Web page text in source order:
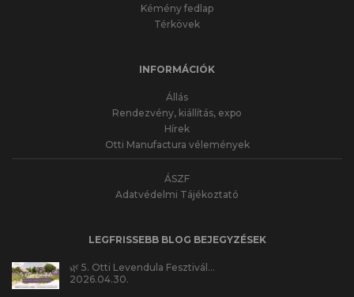
Kémény fedlap
Térkövek
INFORMÁCIÓK
Állás
Rendezvény, kiállítás, expo
Hírek
Otti Manufactura vélemények
ÁSZF
Adatvédelmi Tájékoztató
LEGFRISSEBB BLOG BEJEGYZÉSEK
🌿 5. Otti Levendula Fesztivál…
2026.04.30.